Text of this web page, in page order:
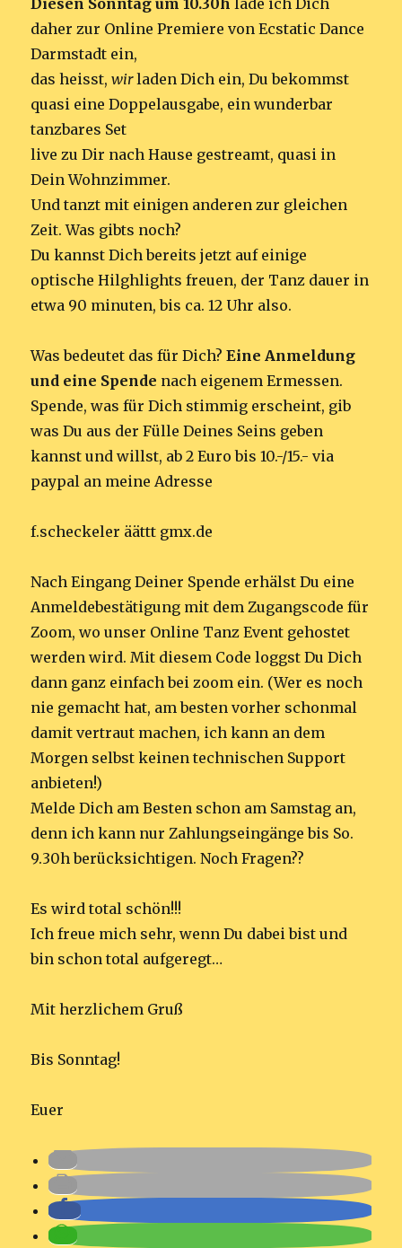
Diesen Sonntag um 10.30h lade ich Dich
daher zur Online Premiere von Ecstatic Dance
Darmstadt ein,
das heisst,wirladen Dich ein, Du bekommst
quasi eine Doppelausgabe, ein wunderbar
tanzbares Set
live zu Dir nach Hause gestreamt, quasi in
Dein Wohnzimmer.
Und tanzt mit einigen anderen zur gleichen
Zeit. Was gibts noch?
Du kannst Dich bereits jetzt auf einige
optische Hilghlights freuen, der Tanz dauer in
etwa 90 minuten, bis ca. 12 Uhr also.
Was bedeutet das für Dich?Eine Anmeldung
und eine Spende nach eigenem Ermessen.
Spende, was für Dich stimmig erscheint, gib
was Du aus der Fülle Deines Seins geben
kannst und willst, ab 2 Euro bis 10.-/15.- via
paypal an meine Adresse
f.scheckeler äättt gmx.de
Nach Eingang Deiner Spende erhälst Du eine
Anmeldebestätigung mit dem Zugangscode für
Zoom, wo unser Online Tanz Event gehostet
werden wird. Mit diesem Code loggst Du Dich
dann ganz einfach bei zoom ein. (Wer es noch
nie gemacht hat, am besten vorher schonmal
damit vertraut machen, ich kann an dem
Morgen selbst keinen technischen Support
anbieten!)
Melde Dich am Besten schon am Samstag an,
denn ich kann nur Zahlungseingänge bis So.
9.30h berücksichtigen. Noch Fragen??
Es wird total schön!!!
Ich freue mich sehr, wenn Du dabei bist und
bin schon total aufgeregt…
Mit herzlichem Gruß
Bis Sonntag!
Euer